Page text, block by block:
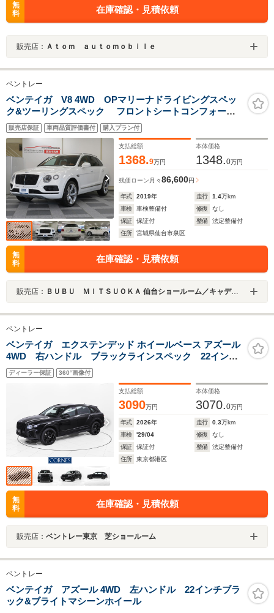
無
料
在庫確認・見積依頼
販売店： Ａｔｏｍ ａｕｔｏｍｏｂｉｌｅ
ベントレー
ベンテイガ V8 4WD OPマリーナドライビングスペッ
ク&ツーリングスペック フロントシートコンフォート
スペック シティスペック フルレザーINT ムードライティ
ング ウッドセンターフェイシアパネル パノラマルーフ 純
正SDナビ Bカメラ
販売店保証 車両品質評価書付 購入プラン付
支払総額
1368.9万円
本体価格
1348.0万円
残価ローン 月々86,600円
年式 2019年 走行 1.4万km
車検
車検整備付 修復
なし
保証
保証付 整備
法定整備付
住所
宮城県仙台市泉区
無
料
在庫確認・見積依頼
販売店： ＢＵＢＵ ＭＩＴＳＵＯＫＡ 仙台ショールーム／キャデラック仙台中央／シボレー仙台中央
ベントレー
ベンテイガ エクステンデッド ホイールベース アズール
4WD 右ハンドル ブラックラインスペック 22インチ
ブラックホイール
ディーラー保証 360°画像付
支払総額
3090万円
本体価格
3070.0万円
年式 2026年 走行 0.3万km
車検
'29/04 修復
なし
保証
保証付 整備
法定整備付
住所
東京都港区
無
料
在庫確認・見積依頼
販売店： ベントレー東京 芝ショールーム
ベントレー
ベンテイガ アズール 4WD 左ハンドル 22インチブラ
ック&ブライトマシーンホイール